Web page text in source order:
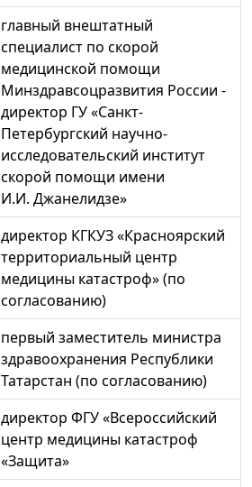
главный внештатный
специалист по скорой
медицинской помощи
Минздравсоцразвития России -
директор ГУ «Санкт-
Петербургский научно-
исследовательский институт
скорой помощи имени
И.И. Джанелидзе»
директор КГКУЗ «Красноярский
территориальный центр
медицины катастроф» (по
согласованию)
первый заместитель министра
здравоохранения Республики
Татарстан (по согласованию)
директор ФГУ «Всероссийский
центр медицины катастроф
«Защита»